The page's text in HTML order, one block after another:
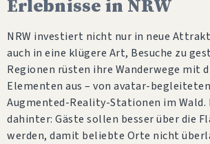
Erlebnisse in NRW
NRW investiert nicht nur in neue
auch in eine klügere Art, Besuche zu
Regionen rüsten ihre Wanderwege mit
Elementen aus – von avatar-
Augmented-Reality-Stationen im Wald.
dahinter: Gäste sollen besser über die
werden, damit beliebte Orte nicht